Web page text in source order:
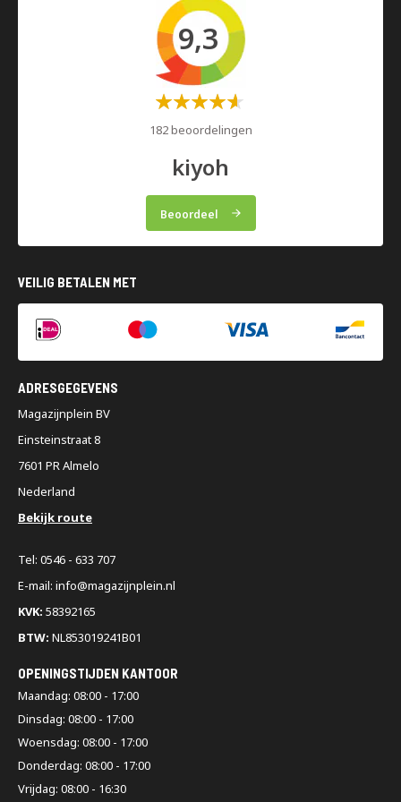
9,3
Waardering:
182 beoordelingen
kiyoh
Beoordeel
VEILIG BETALEN MET
ADRESGEGEVENS
Magazijnplein BV
Einsteinstraat 8
7601 PR Almelo
Nederland
Bekijk route
Tel: 0546 - 633 707
E-mail: info@magazijnplein.nl
KVK: 58392165
BTW: NL853019241B01
OPENINGSTIJDEN KANTOOR
Maandag: 08:00 - 17:00
Dinsdag: 08:00 - 17:00
Woensdag: 08:00 - 17:00
Donderdag: 08:00 - 17:00
Vrijdag: 08:00 - 16:30